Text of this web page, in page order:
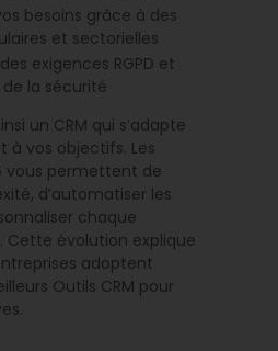
besoins grâce à des
et sectorielles
exigences RGPD et
la sécurité
un CRM qui s’adapte
à vos objectifs. Les
vous permettent de
d’automatiser les
chaque
Cette évolution explique
adoptent
Outils CRM pour